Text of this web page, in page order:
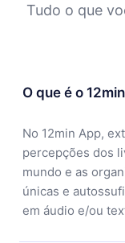
Tudo o que
O que é o
No 12min App,
percepções dos
mundo e as
únicas e
em áudio e/ou